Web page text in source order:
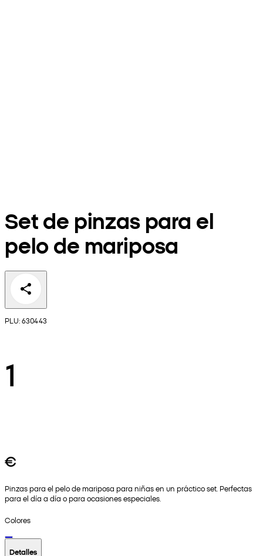
Set de pinzas para el
pelo de mariposa
PLU: 630443
1
€
Pinzas para el pelo de mariposa para niñas en un práctico set. Perfectas
para el día a día o para ocasiones especiales.
Colores
Detalles